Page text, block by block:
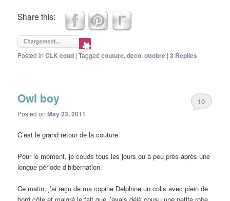
Share this:
Posted in CLK coud |Tagged couture,deco,ottobre |3 Replies
Owl boy
Posted onMay 23, 2011
10
C’est le grand retour de la couture.
Pour le moment, je couds tous les jours ou à peu près après une
longue période d’hibernation.
Ce matin, j’ai reçu de ma copine Delphine un colis avec plein de